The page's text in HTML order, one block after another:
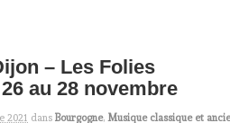
– Les Folies
au 28 novembre
2021 dans Bourgogne, Musique classique et